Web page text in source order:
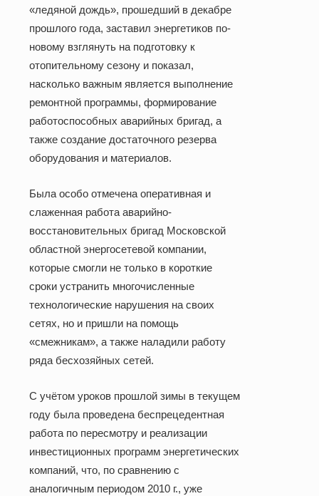
«ледяной дождь», прошедший в декабре
прошлого года, заставил энергетиков по-
новому взглянуть на подготовку к
отопительному сезону и показал,
насколько важным является выполнение
ремонтной программы, формирование
работоспособных аварийных бригад, а
также создание достаточного резерва
оборудования и материалов.
Была особо отмечена оперативная и
слаженная работа аварийно-
восстановительных бригад Московской
областной энергосетевой компании,
которые смогли не только в короткие
сроки устранить многочисленные
технологические нарушения на своих
сетях, но и пришли на помощь
«смежникам», а также наладили работу
ряда бесхозяйных сетей.
С учётом уроков прошлой зимы в текущем
году была проведена беспрецедентная
работа по пересмотру и реализации
инвестиционных программ энергетических
компаний, что, по сравнению с
аналогичным периодом 2010 г., уже